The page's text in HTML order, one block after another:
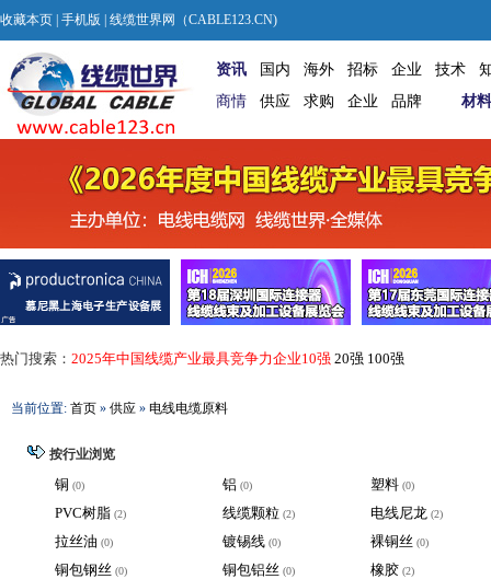
收藏本页 手机版 | 线缆世界网（CABLE123.CN)
资讯 国内 海外 招标 企业 技术
商情
供应 求购 企业 品牌 材料
热门搜索： 2025年中国线缆产业最具竞争力企业10强 20强 100强
当前位置: 首页 » 供应 » 电线电缆原料
按行业浏览
铜 (0) 铝 (0) 塑料 (0)
PVC树脂 (2) 线缆颗粒 (2) 电线尼龙 (2)
拉丝油 (0) 镀锡线 (0) 裸铜丝 (0)
铜包钢丝 (0) 铜包铝丝 (0) 橡胶 (2)